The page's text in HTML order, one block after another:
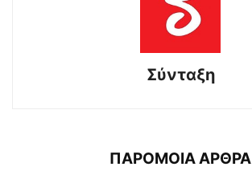
Σύνταξη
ΠΑΡΟΜΟΙΑ ΑΡΘΡΑ